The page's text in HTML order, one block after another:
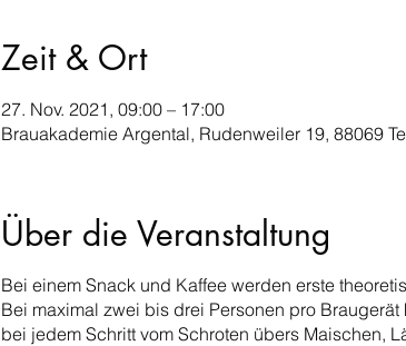
Zeit & Ort
27. Nov. 2021, 09:00 – 17:00
Brauakademie Argental, Rudenweiler 19, 88069
Über die Veranstaltung
Bei einem Snack und Kaffee werden erste
Bei maximal zwei bis drei Personen pro
bei jedem Schritt vom Schroten übers Maischen,